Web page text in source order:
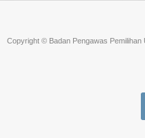
Copyright © Badan Pengawas Pemilihan